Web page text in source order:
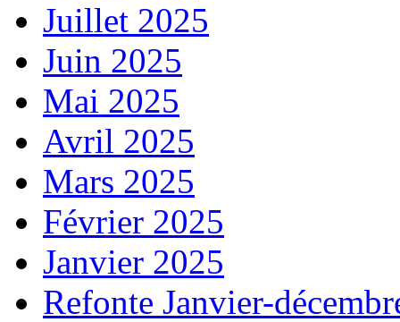
Juillet 2025
Juin 2025
Mai 2025
Avril 2025
Mars 2025
Février 2025
Janvier 2025
Refonte Janvier-